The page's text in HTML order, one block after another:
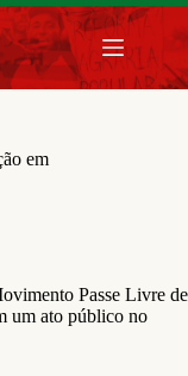
em
Passe Livre de
um ato público no